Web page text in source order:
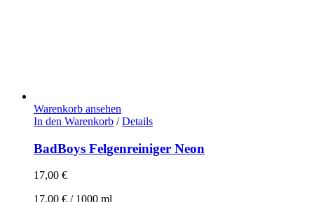
Warenkorb ansehen
In den Warenkorb / Details
BadBoys Felgenreiniger Neon
17,00 €
17,00 € / 1000 ml